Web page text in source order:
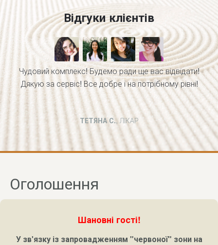
Відгуки клієнтів
Чудовий комплекс! Будемо ради ще вас відвідати!
Дякую за сервіс! Все добре і на потрібному рівні!
ТЕТЯНА С., ЛІКАР
Оголошення
Шановні гості!
У зв'язку із запровадженням "червоної" зони на